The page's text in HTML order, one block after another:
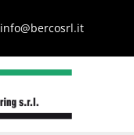
info@bercosrl.it